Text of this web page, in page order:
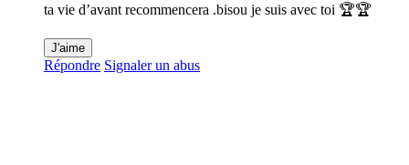
ta vie d’avant recommencera .bisou je suis avec toi 🏆🏆
J'aime
Répondre Signaler un abus